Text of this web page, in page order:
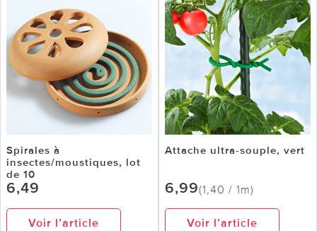
Spirales à
insectes/moustiques, lot
de 10
6,49
Voir l’article
Attache ultra-souple, vert
6,99(1,40 / 1m)
Voir l’article